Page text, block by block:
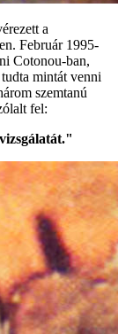
a
Február 1995-
Cotonou-ban,
mintát venni
szemtanú
fel: